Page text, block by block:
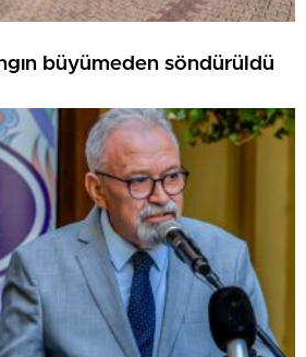
büyümeden söndürüldü